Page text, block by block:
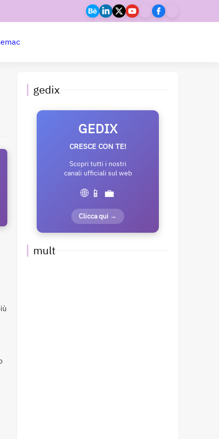
mac
gedix
GEDIX
CRESCE CON TE!
Scopri tutti i nostri
canali ufficiali sul web
🌐 📱 💼
Clicca qui →
mult